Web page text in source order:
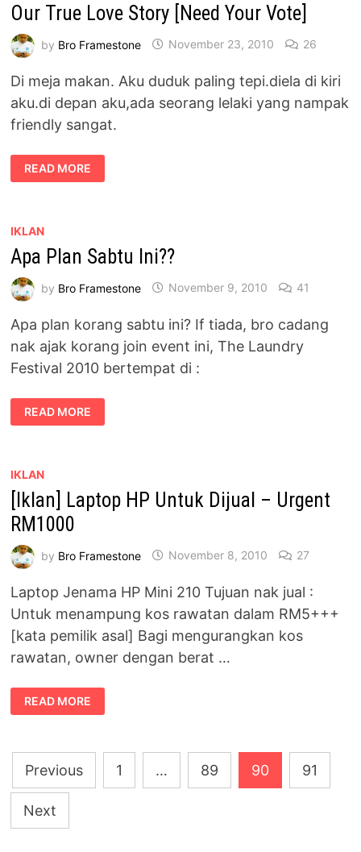
Our True Love Story [Need Your Vote]
by Bro Framestone November 23, 2010 26
Di meja makan. Aku duduk paling tepi.diela di kiri
aku.di depan aku,ada seorang lelaki yang nampak
friendly sangat.
OUR
TRUE
LOVE
VOTE]
READ MORE
IKLAN
Apa Plan Sabtu Ini??
by Bro Framestone November 9, 2010 41
Apa plan korang sabtu ini? If tiada, bro cadang
nak ajak korang join event ini, The Laundry
Festival 2010 bertempat di :
APA
PLAN
SABTU
READ MORE
IKLAN
[Iklan] Laptop HP Untuk Dijual – Urgent
RM1000
by Bro Framestone November 8, 2010 27
Laptop Jenama HP Mini 210 Tujuan nak jual :
Untuk menampung kos rawatan dalam RM5+++
[kata pemilik asal] Bagi mengurangkan kos
rawatan, owner dengan berat …
[IKLAN]
LAPTOP
HP
–
URGENT
RM1000
READ MORE
Posts
pagination
Previous 1 … 89 90 91
Next